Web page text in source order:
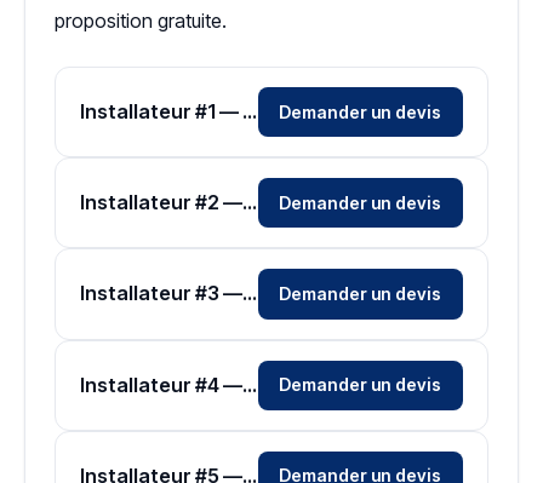
proposition gratuite.
Installateur #1 — Zone Corse-du-Sud Demander un devis
Installateur #2 — Zone Corse-du-Sud Demander un devis
Installateur #3 — Zone Corse-du-Sud Demander un devis
Installateur #4 — Zone Corse-du-Sud Demander un devis
Installateur #5 — Zone Corse-du-Sud Demander un devis